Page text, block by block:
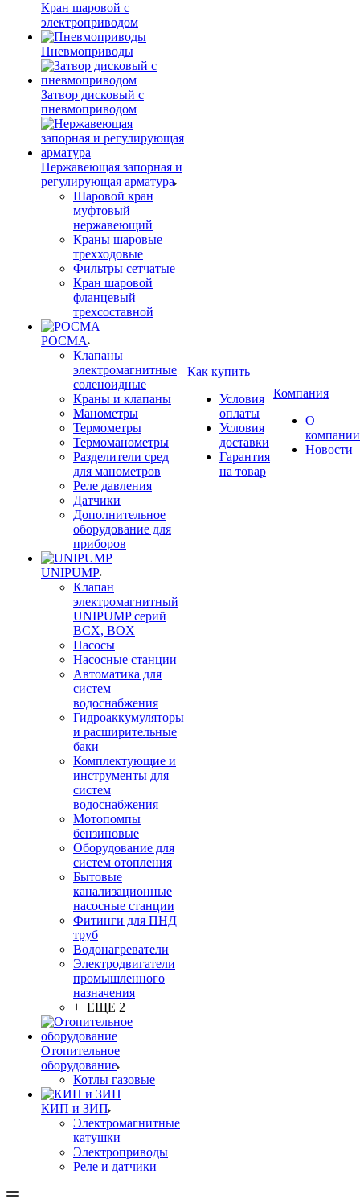
Кран шаровой с
электроприводом
Пневмоприводы
Затвор дисковый с
пневмоприводом
Нержавеющая запорная и
регулирующая арматура
Шаровой кран
муфтовый
нержавеющий
Краны шаровые
трехходовые
Фильтры сетчатые
Кран шаровой
фланцевый
трехсоставной
РОСМА
Клапаны
электромагнитные
соленоидные
Краны и клапаны
Манометры
Термометры
Термоманометры
Разделители сред
для манометров
Реле давления
Датчики
Дополнительное
оборудование для
приборов
UNIPUMP
Клапан
электромагнитный
UNIPUMP серий
BCX, BOX
Насосы
Насосные станции
Автоматика для
систем
водоснабжения
Гидроаккумуляторы
и расширительные
баки
Комплектующие и
инструменты для
систем
водоснабжения
Мотопомпы
бензиновые
Оборудование для
систем отопления
Бытовые
канализационные
насосные станции
Фитинги для ПНД
труб
Водонагреватели
Электродвигатели
промышленного
назначения
+ ЕЩЕ 2
Отопительное
оборудование
Котлы газовые
КИП и ЗИП
Электромагнитные
катушки
Электроприводы
Реле и датчики
Как купить
Условия
оплаты
Условия
доставки
Гарантия
на товар
Компания
О
компании
Новости